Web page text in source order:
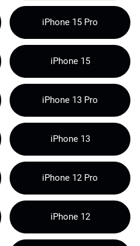
iPhone 15 Pro
iPhone 15
iPhone 13 Pro
iPhone 13
iPhone 12 Pro
iPhone 12